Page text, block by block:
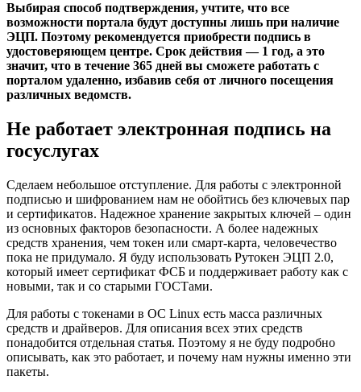
Выбирая способ подтверждения, учтите, что все
возможности портала будут доступны лишь при наличие
ЭЦП. Поэтому рекомендуется приобрести подпись в
удостоверяющем центре. Срок действия — 1 год, а это
значит, что в течение 365 дней вы сможете работать с
порталом удаленно, избавив себя от личного посещения
различных ведомств.
Не работает электронная подпись на
госуслугах
Сделаем небольшое отступление. Для работы с электронной
подписью и шифрованием нам не обойтись без ключевых пар
и сертификатов. Надежное хранение закрытых ключей – один
из основных факторов безопасности. А более надежных
средств хранения, чем токен или смарт-карта, человечество
пока не придумало. Я буду использовать Рутокен ЭЦП 2.0,
который имеет сертификат ФСБ и поддерживает работу как с
новыми, так и со старыми ГОСТами.
Для работы с токенами в ОС Linux есть масса различных
средств и драйверов. Для описания всех этих средств
понадобится отдельная статья. Поэтому я не буду подробно
описывать, как это работает, и почему нам нужны именно эти
пакеты.